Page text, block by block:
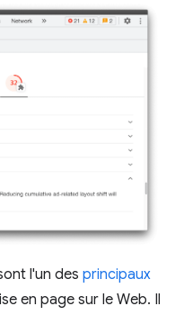
l'un des principaux
en page sur le Web. Il